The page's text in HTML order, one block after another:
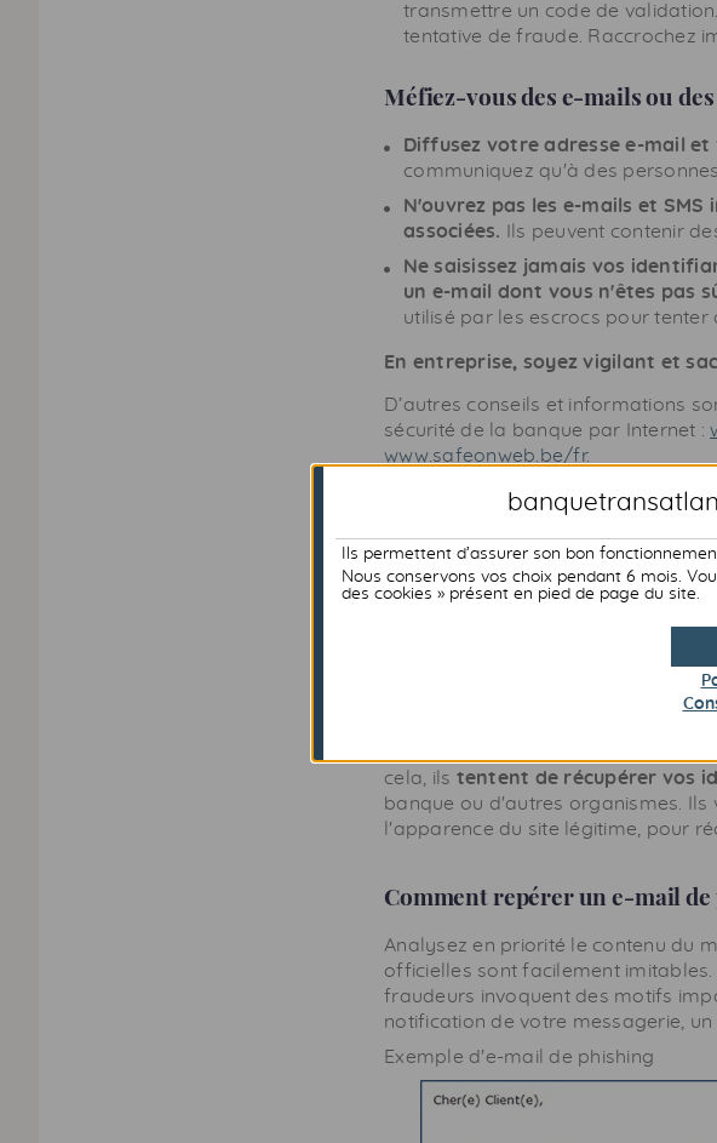
transmettre un code de
tentative de fraude. Raccrochez
Méfiez-vous des e-mails ou
Diffusez votre adresse e-mail
communiquez qu'à des
N'ouvrez pas les e-mails et
associées.
Ils peuvent contenir
Ne saisissez jamais vos
un e-mail dont vous n'êtes pas
utilisé par les escrocs pour tenter
En entreprise, soyez vigilant et
D’autres conseils et informations
sécurité de la banque par Internet :
www.safeonweb.be/fr.
Arnaques et fraudes
Les fraudeurs sur Internet tentent
(ou hameçonnage)
cela, ils tentent de récupérer vos
banque ou d'autres organismes.
l'apparence du site légitime, pour
Comment repérer un e-mail de
Analysez en priorité le contenu du
officielles sont facilement
fraudeurs invoquent des motifs
notification de votre messagerie,
Exemple d'e-mail de phishing
Ils permettent d’assurer son bon
Nous conservons vos choix pendant 6 mois.
des cookies » présent en pied de page du site.